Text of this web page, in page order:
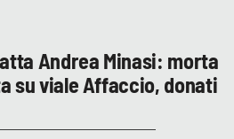
Andrea Minasi: morta
su viale Affaccio, donati